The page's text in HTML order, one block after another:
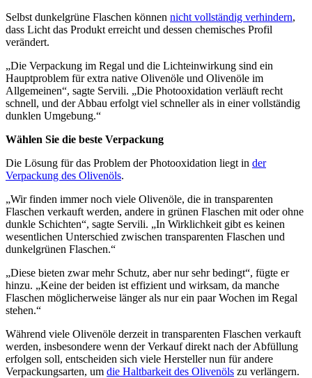
Selbst dunkelgrüne Flaschen können nicht vollständig verhindern,
dass Licht das Produkt erreicht und dessen chemisches Profil
verändert.
„Die Verpackung im Regal und die Lichteinwirkung sind ein
Hauptproblem für extra native Olivenöle und Olivenöle im
Allgemeinen“, sagte Servili. „Die Photooxidation verläuft recht
schnell, und der Abbau erfolgt viel schneller als in einer vollständig
dunklen Umgebung.“
Wählen Sie die beste Verpackung
Die Lösung für das Problem der Photooxidation liegt in der
Verpackung des Olivenöls.
„Wir finden immer noch viele Olivenöle, die in transparenten
Flaschen verkauft werden, andere in grünen Flaschen mit oder ohne
dunkle Schichten“, sagte Servili. „In Wirklichkeit gibt es keinen
wesentlichen Unterschied zwischen transparenten Flaschen und
dunkelgrünen Flaschen.“
„Diese bieten zwar mehr Schutz, aber nur sehr bedingt“, fügte er
hinzu. „Keine der beiden ist effizient und wirksam, da manche
Flaschen möglicherweise länger als nur ein paar Wochen im Regal
stehen.“
Während viele Olivenöle derzeit in transparenten Flaschen verkauft
werden, insbesondere wenn der Verkauf direkt nach der Abfüllung
erfolgen soll, entscheiden sich viele Hersteller nun für andere
Verpackungsarten, um die Haltbarkeit des Olivenöls zu verlängern.